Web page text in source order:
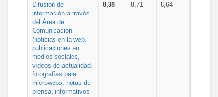
Difusión de
información a través
del Área de
Comunicación
(noticias en la web,
publicaciones en
medios sociales,
vídeos de actualidad,
fotografías para
microwebs, notas de
prensa, informativos
8,88 8,71 8,64